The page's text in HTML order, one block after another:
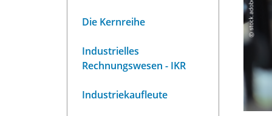
Die Kernreihe
Industrielles
Rechnungswesen - IKR
Industriekaufleute